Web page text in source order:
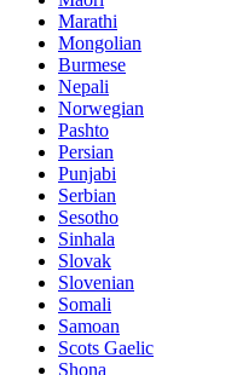
Marathi
Mongolian
Burmese
Nepali
Norwegian
Pashto
Persian
Punjabi
Serbian
Sesotho
Sinhala
Slovak
Slovenian
Somali
Samoan
Scots Gaelic
Shona